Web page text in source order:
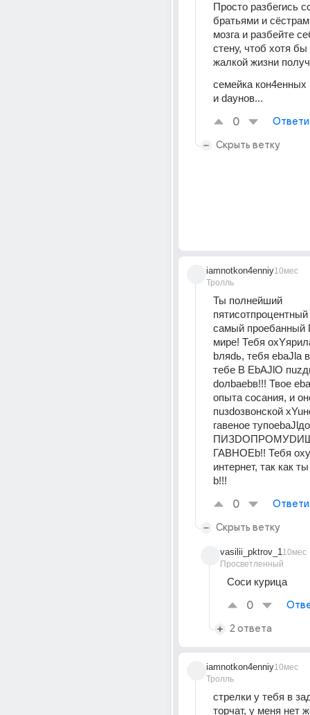
Просто разбегись
братьями и
мозга и разбейте
стену, чтоб хотя
жалкой жизни
семейка кон4енных
и daунов...
0
Скрыть ветку
iamnotkon4enniy
Тролль
10мес
Ты полнейший
самый
мире! Тебя
bляdь, тебя еbаJlа
тебе В ЕbАJlО
dолbаеbв!!! Твое
опыта сосания, и
пuзdозвонской
гавеное
ГАВНОЕb!! Тебя
интернет, так как
b!!!
0
Скрыть ветку
vasilii_pktrov_1
Просветленный
10мес
Соси курица
0
2 ответа
iamnotkon4enniy
Тролль
10мес
стрелки у тебя в
торчат, у меня нет